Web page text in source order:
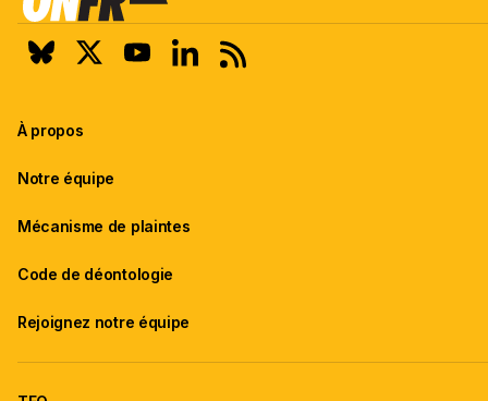
À propos
Notre équipe
Mécanisme de plaintes
Code de déontologie
Rejoignez notre équipe